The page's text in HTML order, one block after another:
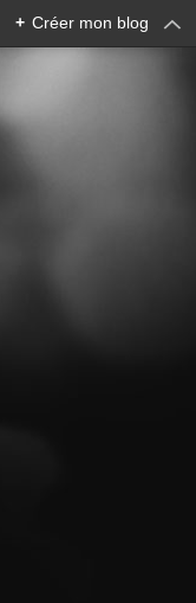
+ Créer mon blog